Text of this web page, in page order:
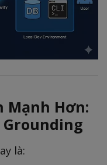
Mạnh Hơn:
Grounding
là: